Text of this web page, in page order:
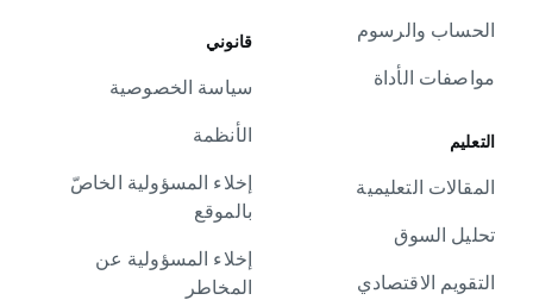
الحساب والرسوم
مواصفات الأداة
التعليم
المقالات التعليمية
تحليل السوق
التقويم الاقتصادي
قانوني
سياسة الخصوصية
الأنظمة
إخلاء المسؤولية الخاصّ
بالموقع
إخلاء المسؤولية عن
المخاطر